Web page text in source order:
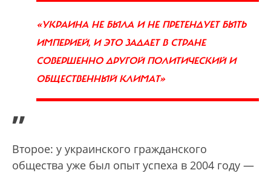
«УКРАИНА НЕ БЫЛА И НЕ ПРЕТЕНДУЕТ БЫТЬ
ИМПЕРИЕЙ, И ЭТО ЗАДАЕТ В СТРАНЕ
СОВЕРШЕННО ДРУГОЙ ПОЛИТИЧЕСКИЙ И
ОБЩЕСТВЕННЫЙ КЛИМАТ»
”
Второе: у украинского гражданского
общества уже был опыт успеха в 2004 году —